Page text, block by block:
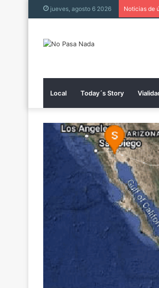
jueves, agosto 6 2026 Noticias de
Local Today´s Story